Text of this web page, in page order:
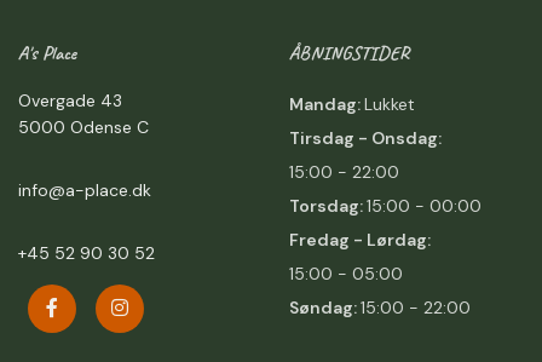
A's Place
Overgade 43
5000 Odense C
info@a-place.dk
+45 52 90 30 52
ÅBNINGSTIDER
Mandag:Lukket
Tirsdag - Onsdag:
15:00 - 22:00
Torsdag:15:00 - 00:00
Fredag - Lørdag:
15:00 - 05:00
Søndag:15:00 - 22:00